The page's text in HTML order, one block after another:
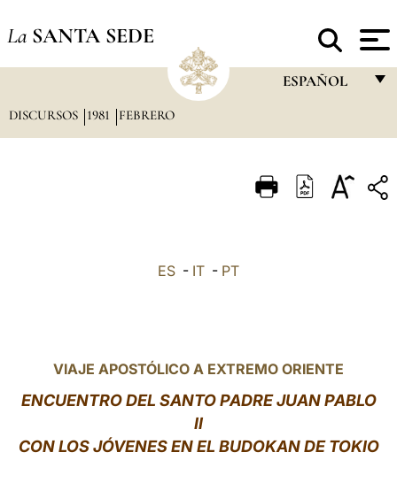
La SANTA SEDE
ESPAÑOL
ITALIANO
中文
DISCURSOS 1981 FEBRERO
ES - IT - PT
VIAJE APOSTÓLICO A EXTREMO ORIENTE
ENCUENTRO DEL SANTO PADRE JUAN PABLO
II
CON LOS JÓVENES EN EL BUDOKAN DE TOKIO